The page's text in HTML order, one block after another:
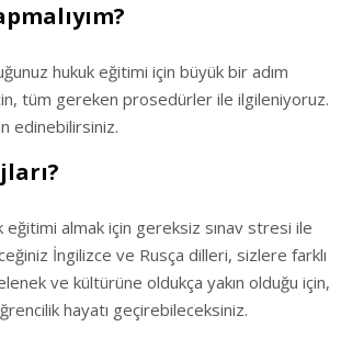
hukuk eğitimi için büyük bir adım
tüm gereken prosedürler ile ilgileniyoruz.
edinebilirsiniz.
almak için gereksiz sınav stresi ile
İngilizce ve Rusça dilleri, sizlere farklı
ve kültürüne oldukça yakın olduğu için,
hayatı geçirebileceksiniz.